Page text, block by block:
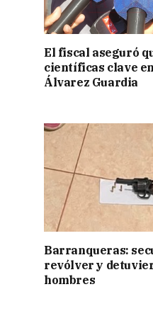
El fiscal aseguró
científicas clave
Álvarez Guardia
Barranqueras:
revólver y
hombres